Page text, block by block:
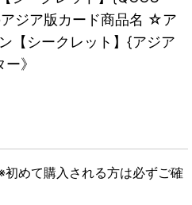
ジア版カード商品名 ☆ア
【シークレット】{アジア
》
初めて購入される方は必ずご確